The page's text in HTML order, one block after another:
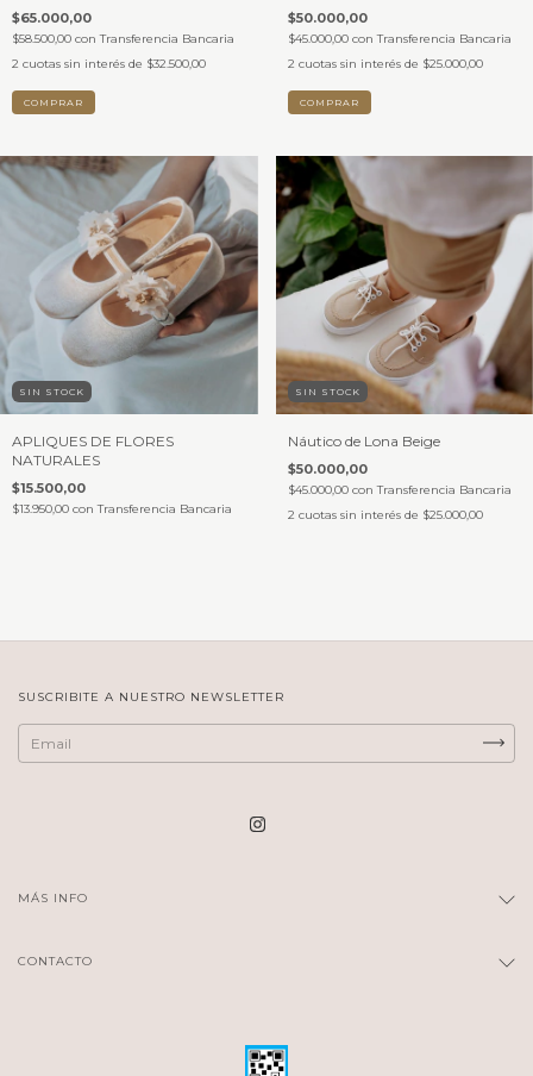
$65.000,00
$58.500,00 con Transferencia Bancaria
2 cuotas sin interés de $32.500,00
COMPRAR
$50.000,00
$45.000,00 con Transferencia Bancaria
2 cuotas sin interés de $25.000,00
COMPRAR
SIN STOCK
APLIQUES DE FLORES
NATURALES
$15.500,00
$13.950,00 con Transferencia Bancaria
SIN STOCK
Náutico de Lona Beige
$50.000,00
$45.000,00 con Transferencia Bancaria
2 cuotas sin interés de $25.000,00
SUSCRIBITE A NUESTRO NEWSLETTER
MÁS INFO
CONTACTO